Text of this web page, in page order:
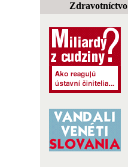
Zdravotníctvo